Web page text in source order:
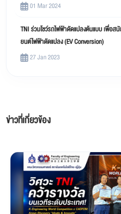
01 Mar 2024
TNI ร่วมโชว์รถไฟฟ้าดัดแปลงต้นแบบ เพื่อ
ยนต์ไฟฟ้าดัดแปลง (EV Conversion)
27 Jan 2023
ข่าวที่เกี่ยวข้อง